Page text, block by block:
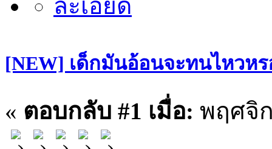
[NEW] เด็กมันอ้อนจะทนไหวห
« ตอบกลับ #1 เมื่อ: พฤศจิ